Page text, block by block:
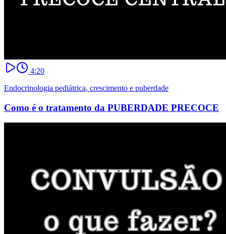
4:20
Endocrinologia pediátrica, crescimento e puberdade
Como é o tratamento da PUBERDADE PRECOCE